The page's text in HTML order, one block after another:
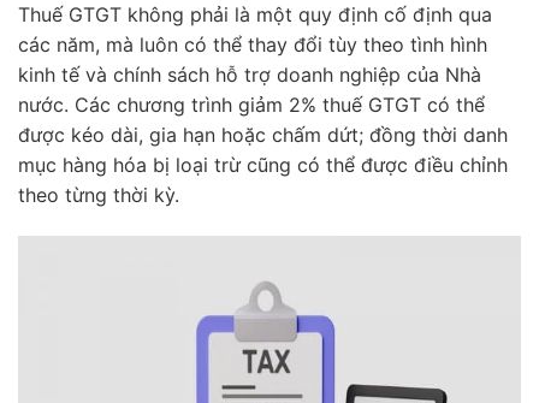
Thuế GTGT không phải là một quy định cố định qua
các năm, mà luôn có thể thay đổi tùy theo tình hình
kinh tế và chính sách hỗ trợ doanh nghiệp của Nhà
nước. Các chương trình giảm 2% thuế GTGT có thể
được kéo dài, gia hạn hoặc chấm dứt; đồng thời danh
mục hàng hóa bị loại trừ cũng có thể được điều chỉnh
theo từng thời kỳ.